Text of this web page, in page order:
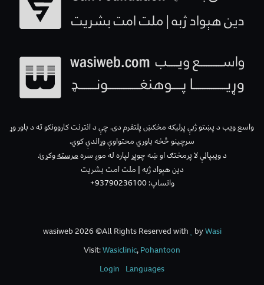
واسع ویب د پښتو ژبې پرلیکه مخکښ پلتفرم دی، چې د انترنت کاروونکو ته د باور وړ
سرچینو څخه باوري محتواوې وړاندې کوي.
د ویبپاڼې لا پرمختګ او ښه چوپړ لپاره له موږ سرهمرستهوکړئ.
دین هېواد ژبه | ملت امت بشریت
واتساپ: 93790236100+
wasiweb 2026 ©All Rights Reserved with byWasi
Visit:Wasiclinic,Pohantoon
Languages
Login